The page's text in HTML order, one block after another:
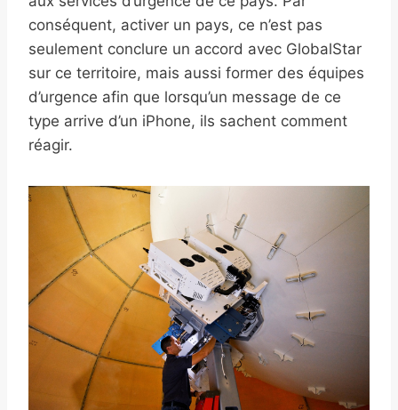
conséquent, activer un pays, ce n’est pas
seulement conclure un accord avec GlobalStar
sur ce territoire, mais aussi former des équipes
d’urgence afin que lorsqu’un message de ce
type arrive d’un iPhone, ils sachent comment
réagir.